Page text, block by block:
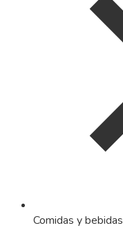
Comidas y bebidas